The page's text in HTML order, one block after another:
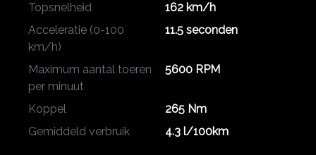
Topsnelheid
162 km/h
Acceleratie (0-100
km/h)
11.5 seconden
Maximum aantal toeren
per minuut
5600 RPM
Koppel
265 Nm
Gemiddeld verbruik
4.3 l/100km